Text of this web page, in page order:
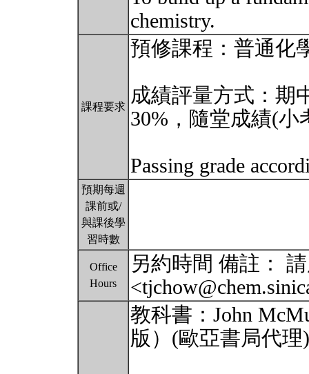
chemistry.
課程要求
預修課程：普通化
成績評量方式：期
30%，隨堂成績(小
Passing grade
預期每週
課前或/
與課後學
習時數
Office
Hours
另約時間 備註：
教科書：John
版）(歐亞書局代理)